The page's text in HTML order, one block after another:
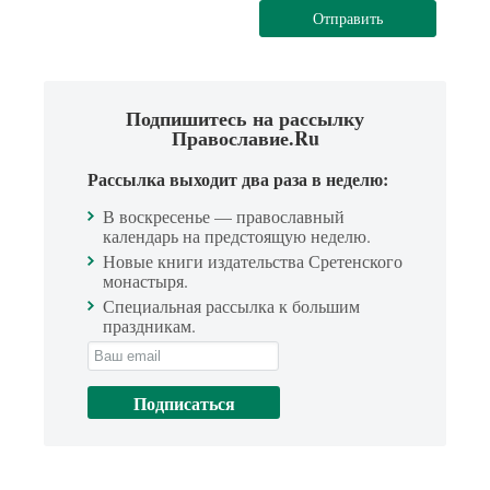
Отправить
Подпишитесь на рассылку
Православие.Ru
Рассылка выходит два раза в неделю:
В воскресенье — православный
календарь на предстоящую неделю.
Новые книги издательства Сретенского
монастыря.
Специальная рассылка к большим
праздникам.